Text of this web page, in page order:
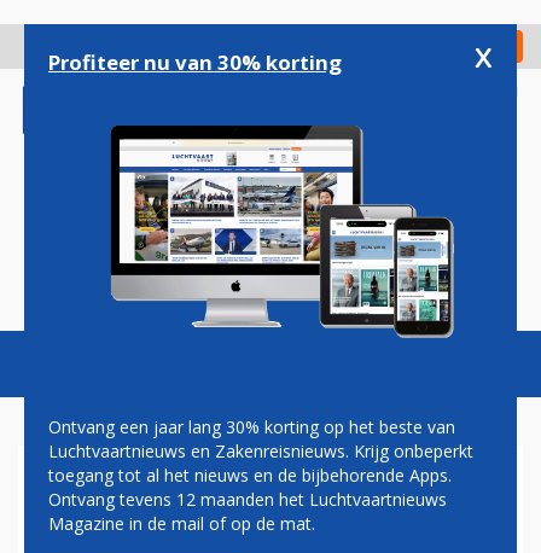
gaan
Check in
Magazine Podcasts Vacatures
EUROPESE COMMISSIE
TWIJFELT OVER
Profiteer nu van 30% korting x
Ontvang een jaar lang 30% korting op het beste van
Luchtvaartnieuws en Zakenreisnieuws. Krijg onbeperkt
toegang tot al het nieuws en de bijbehorende Apps.
Ontvang tevens 12 maanden het Luchtvaartnieuws
Magazine in de mail of op de mat.